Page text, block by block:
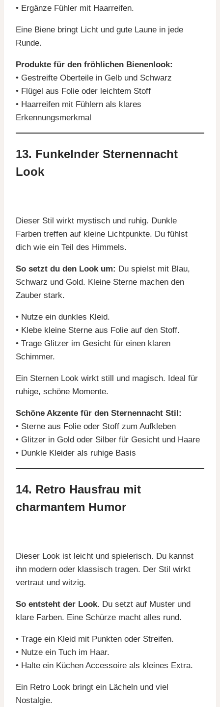
• Ergänze Fühler mit Haarreifen.
Eine Biene bringt Licht und gute Laune in jede
Runde.
Produkte für den fröhlichen Bienenlook:
• Gestreifte Oberteile in Gelb und Schwarz
• Flügel aus Folie oder leichtem Stoff
• Haarreifen mit Fühlern als klares
Erkennungsmerkmal
13. Funkelnder Sternennacht
Look
Dieser Stil wirkt mystisch und ruhig. Dunkle
Farben treffen auf kleine Lichtpunkte. Du fühlst
dich wie ein Teil des Himmels.
So setzt du den Look um: Du spielst mit Blau,
Schwarz und Gold. Kleine Sterne machen den
Zauber stark.
• Nutze ein dunkles Kleid.
• Klebe kleine Sterne aus Folie auf den Stoff.
• Trage Glitzer im Gesicht für einen klaren
Schimmer.
Ein Sternen Look wirkt still und magisch. Ideal für
ruhige, schöne Momente.
Schöne Akzente für den Sternennacht Stil:
• Sterne aus Folie oder Stoff zum Aufkleben
• Glitzer in Gold oder Silber für Gesicht und Haare
• Dunkle Kleider als ruhige Basis
14. Retro Hausfrau mit
charmantem Humor
Dieser Look ist leicht und spielerisch. Du kannst
ihn modern oder klassisch tragen. Der Stil wirkt
vertraut und witzig.
So entsteht der Look. Du setzt auf Muster und
klare Farben. Eine Schürze macht alles rund.
• Trage ein Kleid mit Punkten oder Streifen.
• Nutze ein Tuch im Haar.
• Halte ein Küchen Accessoire als kleines Extra.
Ein Retro Look bringt ein Lächeln und viel
Nostalgie.